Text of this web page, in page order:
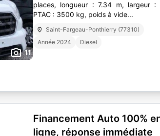
11
places, longueur : 7.34 m, largeur :
PTAC : 3500 kg, poids à vide...
Saint-Fargeau-Ponthierry (77310)
Année 2024
Diesel
Financement Auto 100%
ligne, réponse immédiate